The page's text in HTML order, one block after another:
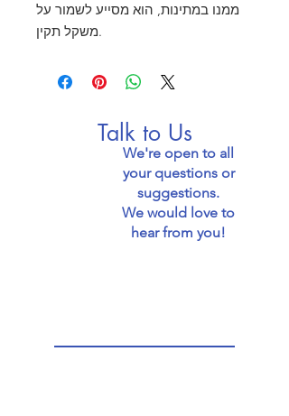
ממנו במתינות, הוא מסייע לשמור על
משקל תקין.
We're open to all
your questions or
suggestions.
We would love to
hear from you!
Talk to Us